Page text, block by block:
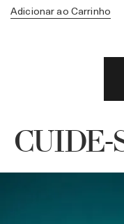
Adicionar ao Carrinho
CUIDE-